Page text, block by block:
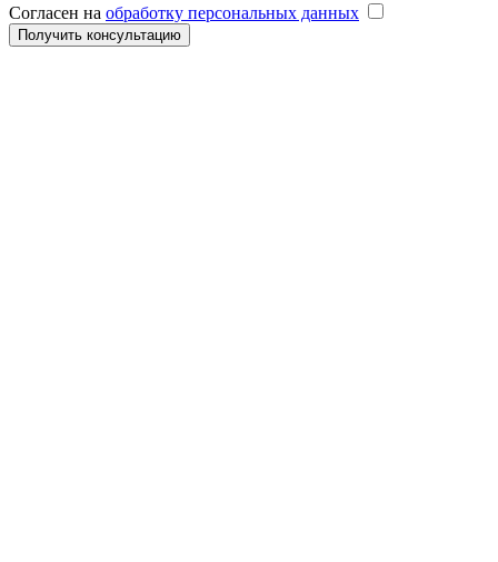
Согласен на обработку персональных данных
Получить консультацию